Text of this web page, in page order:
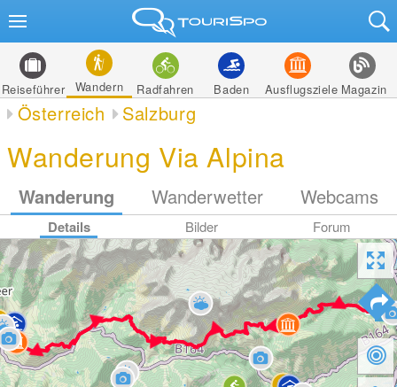
Reiseführer Wandern Radfahren Baden Ausflugsziele Magazin
Österreich Salzburg
Wanderung Via Alpina
Wanderung Wanderwetter Webcams
Details Bilder Forum